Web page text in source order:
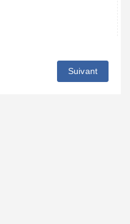
Suivant